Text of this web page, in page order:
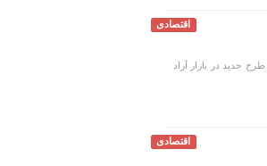
اقتصادی
آزادی طرح جدید در بازار آزاد
اقتصادی